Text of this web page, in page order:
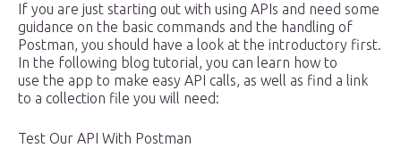
If you are just starting out with using APIs and need some
guidance on the basic commands and the handling of
Postman, you should have a look at the introductory first.
In the following blog tutorial, you can learn how to
use the app to make easy API calls, as well as find a link
to a collection file you will need:
Test Our API With Postman